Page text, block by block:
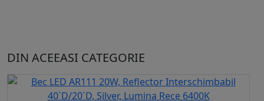
DIN ACEEASI CATEGORIE